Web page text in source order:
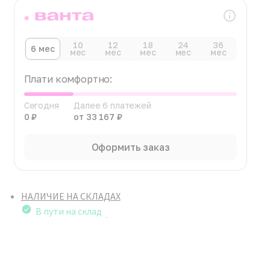
6 мес 10
мес
12
мес
18
мес
24
мес
36
мес
Плати комфортно:
Сегодня
0 ₽
Далее 6 платежей
от 33 167 ₽
Оформить заказ
НАЛИЧИЕ НА СКЛАДАХ
В пути на склад